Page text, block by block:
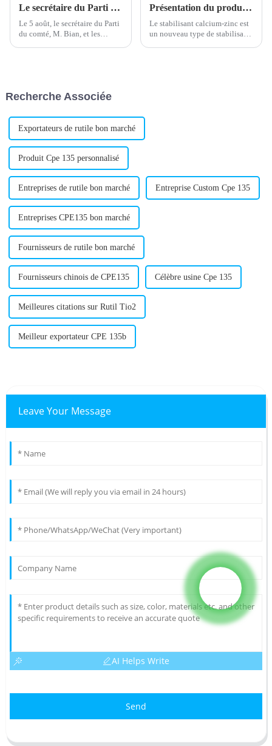
Le secrétaire du Parti du comté Bian et les dirigeants de la zone de développement inspectent notre entreprise le 5 août.
Le 5 août, le secrétaire du Parti
du comté, M. Bian, et les
Présentation du produit : Stabilisateur calcium-zinc
Le stabilisant calcium-zinc est
un nouveau type de stabilisant
Recherche Associée
Exportateurs de rutile bon marché
Produit Cpe 135 personnalisé
Entreprises de rutile bon marché Entreprise Custom Cpe 135
Entreprises CPE135 bon marché
Fournisseurs de rutile bon marché
Fournisseurs chinois de CPE135 Célèbre usine Cpe 135
Meilleures citations sur Rutil Tio2
Meilleur exportateur CPE 135b
Leave Your Message
AI Helps Write
Send